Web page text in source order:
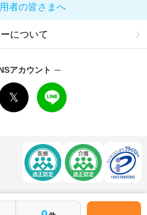
者の皆さまへ
について
アカウント
イナビ薬剤師│マイナビ保育士